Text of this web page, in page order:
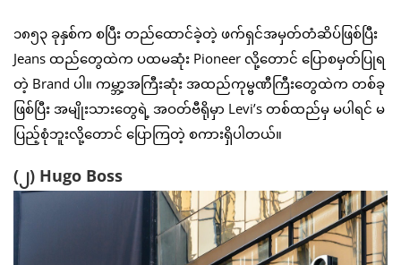
၁၈၅၃ ခုနှစ်က စပြီး တည်ထောင်ခဲ့တဲ့ ဖက်ရှင်အမှတ်တံဆိပ်ဖြစ်ပြီး
Jeans ထည်တွေထဲက ပထမဆုံး Pioneer လို့တောင် ပြောစမှတ်ပြုရ
တဲ့ Brand ပါ။ ကမ္ဘာ့အကြီးဆုံး အထည်ကုမ္ဗဏီကြီးတွေထဲက တစ်ခု
ဖြစ်ပြီး အမျိုးသားတွေရဲ့ အဝတ်ဗီရိုမှာ Levi’s တစ်ထည်မှ မပါရင် မ
ပြည့်စုံဘူးလို့တောင် ပြောကြတဲ့ စကားရှိပါတယ်။
(၂) Hugo Boss